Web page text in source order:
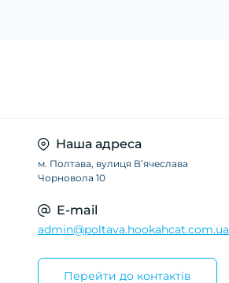
Наша адреса
м. Полтава, вулиця Вʼячеслава
Чорновола 10
E-mail
admin@poltava.hookahcat.com.ua
Перейти до контактів